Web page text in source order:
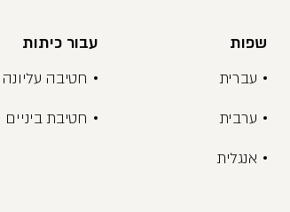
שפות
עברית
ערבית
אנגלית
עבור כיתות
חטיבה עליונה
חטיבת ביניים